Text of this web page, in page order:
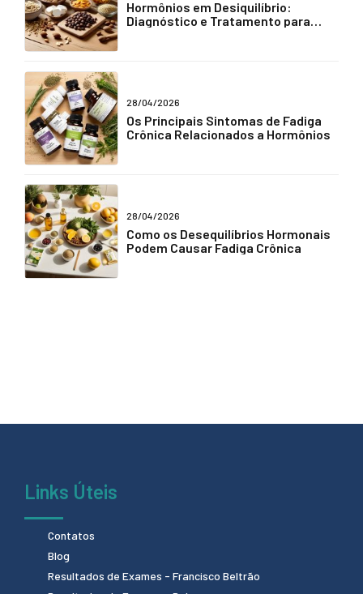
Hormônios em Desiquilíbrio:
Diagnóstico e Tratamento para
28/04/2026
Os Principais Sintomas de Fadiga
Crônica Relacionados a Hormônios
28/04/2026
Como os Desequilíbrios Hormonais
Podem Causar Fadiga Crônica
Links Úteis
Contatos
Blog
Resultados de Exames - Francisco Beltrão